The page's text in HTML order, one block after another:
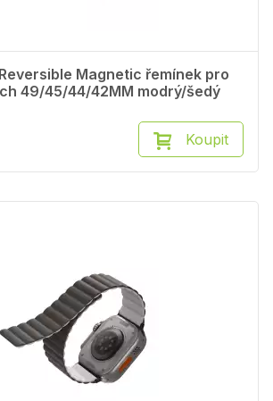
Magnetic řemínek pro
49/45/44/42MM modrý/šedý
Koupit